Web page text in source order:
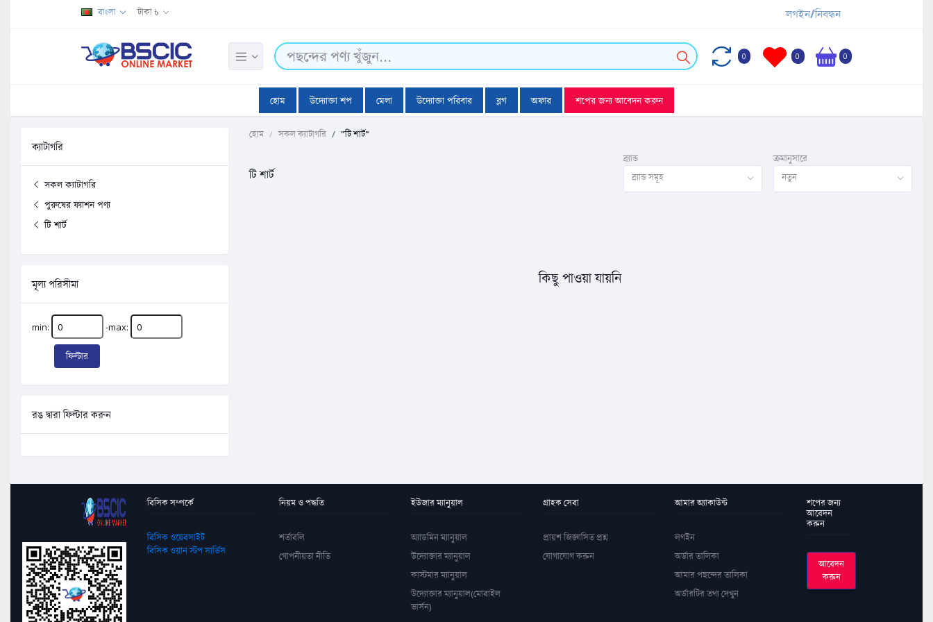
বাংলা টাকা ৳ লগইন/নিবন্ধন
0 0 0
হোম উদ্যোক্তা শপ মেলা উদ্যোক্তা পরিবার ব্লগ অফার শপের জন্য আবেদন করুন
ক্যাটাগরি
সকল ক্যাটাগরি
পুরুষের ফ্যাশন পণ্য
টি শার্ট
মূল্য পরিসীমা
min: -max:
ফিল্টার
রঙ দ্বারা ফিল্টার করুন
হোম সকল ক্যাটাগরি "টি শার্ট"
টি শার্ট
ব্র্যান্ড
ব্র্যান্ড সমূহ
ক্রমানুসারে
নতুন
কিছু পাওয়া যায়নি
বিসিক সম্পর্কে
বিসিক ওয়েবসাইট
বিসিক ওয়ান স্টপ সার্ভিস
নিয়ম ও পদ্ধতি
শর্তাবলি
গোপনীয়তা নীতি
ইউজার ম্যানুয়াল
অ্যাডমিন ম্যানুয়াল
উদ্যোক্তার ম্যানুয়াল
কাস্টমার ম্যানুয়াল
উদ্যোক্তার ম্যানুয়াল(মোবাইল
ভার্সন)
গ্রাহক সেবা
প্রায়শ জিজ্ঞাসিত প্রশ্ন
যোগাযোগ করুন
আমার অ্যাকাউন্ট
লগইন
অর্ডার তালিকা
আমার পছন্দের তালিকা
অর্ডারটির তথ্য দেখুন
শপের জন্য
আবেদন
করুন
আবেদন
করুন